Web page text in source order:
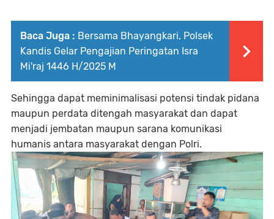
Baca Juga : Bersama Bhayangkari, Polsek
Kandis Gelar Pengajian Peringatan Isra
Mi'raj 1446 H/2025 M
Sehingga dapat meminimalisasi potensi tindak pidana
maupun perdata ditengah masyarakat dan dapat
menjadi jembatan maupun sarana komunikasi
humanis antara masyarakat dengan Polri.